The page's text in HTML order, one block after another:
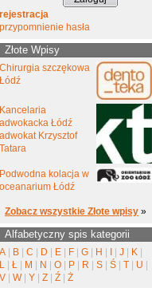
rejestracja
przypomnienie hasła
Złote Wpisy
Chirurgia szczękowa
Łódź
Kancelaria
adwokacka Łódź
adwokat Krzysztof
Tatara
Podwodna kolacja w
oceanarium Łódź
Zobacz wszystkie Złote wpisy »
Alfabetyczny spis kategorii
A B C D E F G H J K
L
Ł M N O P R S Ś T U
V
W Y Z Ź Ż